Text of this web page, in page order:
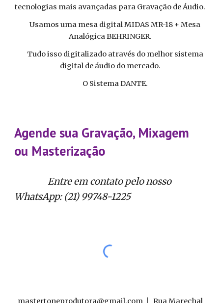
tecnologias mais avançadas para Gravação de Áudio.
Usamos uma mesa digital MIDAS MR-18 + Mesa
Analógica BEHRINGER.
Tudo isso digitalizado através do melhor sistema
digital de áudio do mercado.
O Sistema DANTE.
Agende sua Gravação, Mixagem
ou Masterização
Entre em contato pelo nosso
WhatsApp: (21) 99748-1225
mastertoneprodutora@gmail.com | Rua Marechal